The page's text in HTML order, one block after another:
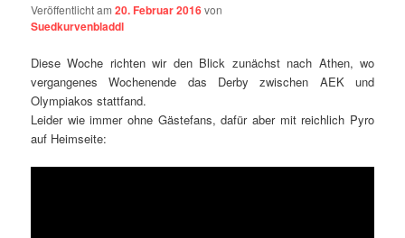
Veröffentlicht am20. Februar 2016von
Suedkurvenbladdl
Diese Woche richten wir den Blick zunächst nach Athen, wo
vergangenes Wochenende das Derby zwischen AEK und
Olympiakos stattfand.
Leider wie immer ohne Gästefans, dafür aber mit reichlich Pyro
auf Heimseite: